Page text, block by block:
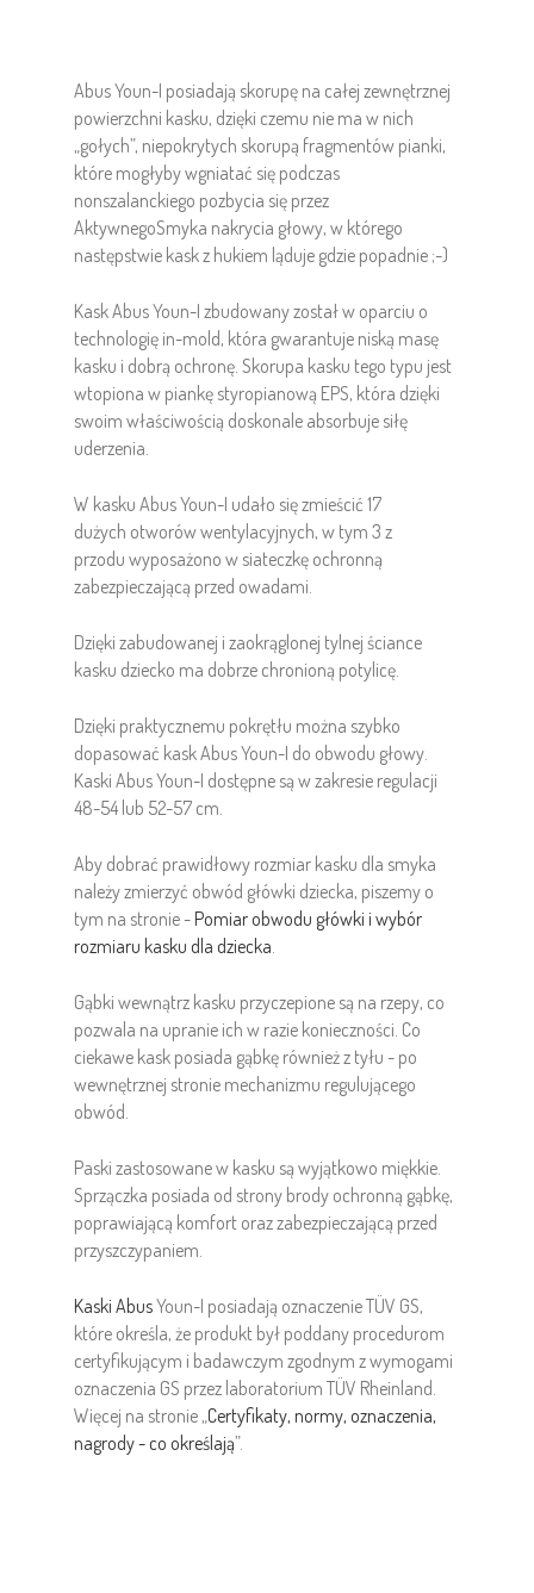
Abus Youn-I posiadają skorupę na całej zewnętrznej
powierzchni kasku, dzięki czemu nie ma w nich
„gołych”, niepokrytych skorupą fragmentów pianki,
które mogłyby wgniatać się podczas
nonszalanckiego pozbycia się przez
AktywnegoSmyka nakrycia głowy, w którego
następstwie kask z hukiem ląduje gdzie popadnie ;-)
Kask Abus Youn-I zbudowany został w oparciu o
technologię in-mold, która gwarantuje niską masę
kasku i dobrą ochronę. Skorupa kasku tego typu jest
wtopiona w piankę styropianową EPS, która dzięki
swoim właściwością doskonale absorbuje siłę
uderzenia.
W kasku Abus Youn-I udało się zmieścić 17
dużych otworów wentylacyjnych, w tym 3 z
przodu wyposażono w siateczkę ochronną
zabezpieczającą przed owadami.
Dzięki zabudowanej i zaokrąglonej tylnej ściance
kasku dziecko ma dobrze chronioną potylicę.
Dzięki praktycznemu pokrętłu można szybko
dopasować kask Abus Youn-I do obwodu głowy.
Kaski Abus Youn-I dostępne są w zakresie regulacji
48-54 lub 52-57 cm.
Aby dobrać prawidłowy rozmiar kasku dla smyka
należy zmierzyć obwód główki dziecka, piszemy o
tym na stronie - Pomiar obwodu główki i wybór
rozmiaru kasku dla dziecka.
Gąbki wewnątrz kasku przyczepione są na rzepy, co
pozwala na upranie ich w razie konieczności. Co
ciekawe kask posiada gąbkę również z tyłu - po
wewnętrznej stronie mechanizmu regulującego
obwód.
Paski zastosowane w kasku są wyjątkowo miękkie.
Sprzączka posiada od strony brody ochronną gąbkę,
poprawiającą komfort oraz zabezpieczającą przed
przyszczypaniem.
Kaski AbusYoun-I posiadają oznaczenie TÜV GS,
które określa, że produkt był poddany procedurom
certyfikującym i badawczym zgodnym z wymogami
oznaczenia GS przez laboratorium TÜV Rheinland.
Więcej na stronie „Certyfikaty, normy, oznaczenia,
nagrody - co określają”.